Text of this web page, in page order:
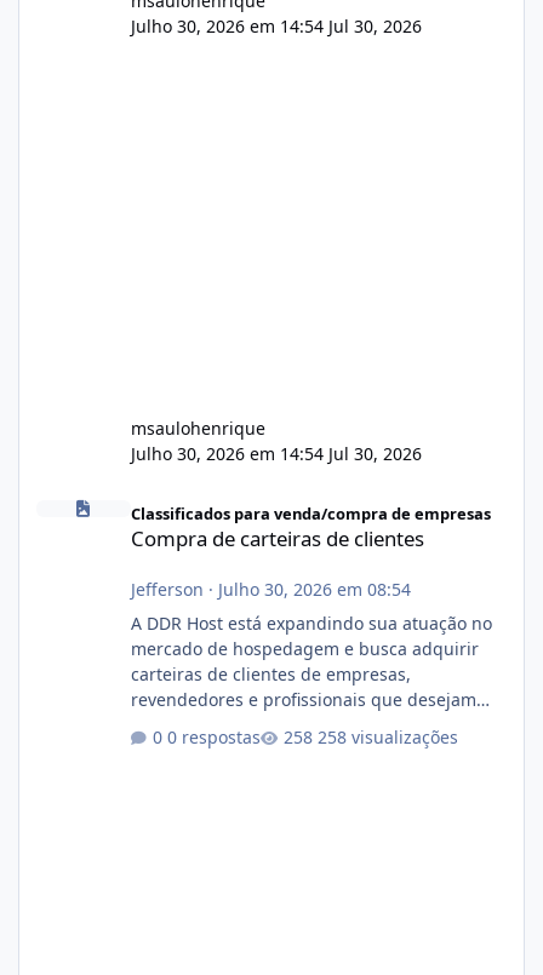
Julho 30, 2026 em 14:54 Jul 30, 2026
msaulohenrique
Julho 30, 2026 em 14:54 Jul 30, 2026
Classificados para venda/compra de empresas
Compra de carteiras de clientes
Jefferson · Julho 30, 2026 em 08:54
A DDR Host está expandindo sua atuação no
mercado de hospedagem e busca adquirir
carteiras de clientes de empresas,
revendedores e profissionais que desejam
operação. Se você possui clientes ativos de
0 respostas 258 visualizações